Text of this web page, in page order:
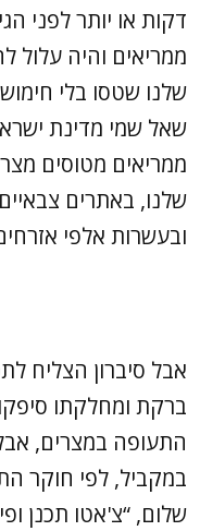
דקות או יותר לפני
ממריאים והיה עלול
שלנו שטסו בלי
שאל שמי מדינת
ממריאים מטוסים
שלנו, באתרים צבאיים
ובעשרות אלפי
אבל סיברון הצליח
ברקת ומחלקתו
התעופה במצרים, אבל
במקביל, לפי חוקר
שלום, “צ'אטו תכנן